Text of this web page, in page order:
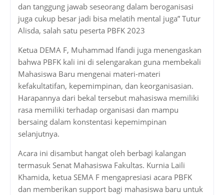
dan tanggung jawab seseorang dalam beroganisasi
juga cukup besar jadi bisa melatih mental juga” Tutur
Alisda, salah satu peserta PBFK 2023
Ketua DEMA F, Muhammad Ifandi juga menengaskan
bahwa PBFK kali ini di selengarakan guna membekali
Mahasiswa Baru mengenai materi-materi
kefakultatifan, kepemimpinan, dan keorganisasian.
Harapannya dari bekal tersebut mahasiswa memiliki
rasa memiliki terhadap organisasi dan mampu
bersaing dalam konstentasi kepemimpinan
selanjutnya.
Acara ini disambut hangat oleh berbagi kalangan
termasuk Senat Mahasiswa Fakultas. Kurnia Laili
Khamida, ketua SEMA F mengapresiasi acara PBFK
dan memberikan support bagi mahasiswa baru untuk